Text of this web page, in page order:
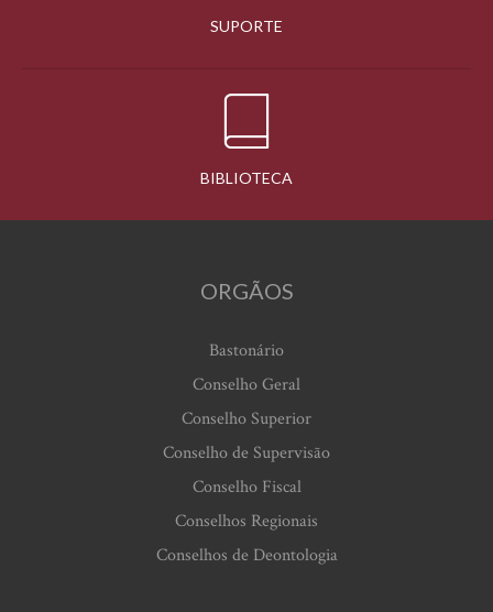
SUPORTE
BIBLIOTECA
ORGÃOS
Bastonário
Conselho Geral
Conselho Superior
Conselho de Supervisão
Conselho Fiscal
Conselhos Regionais
Conselhos de Deontologia